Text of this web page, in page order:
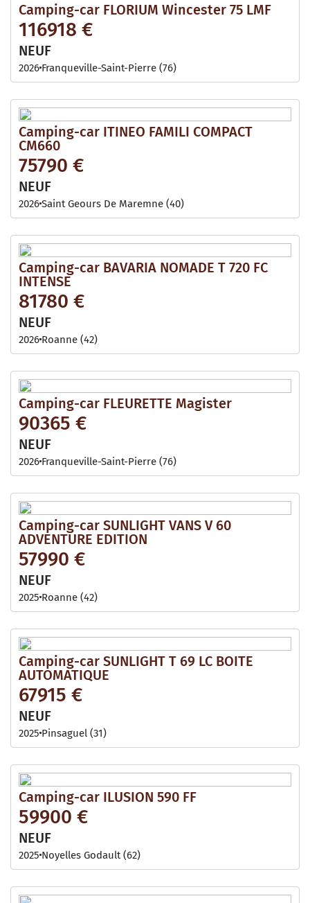
Camping-car FLORIUM Wincester 75 LMF
116918 €
NEUF
2026 Franqueville-Saint-Pierre (76)
Camping-car ITINEO FAMILI COMPACT
CM660
75790 €
NEUF
2026Saint Geours De Maremne (40)
Camping-car BAVARIA NOMADE T 720 FC
INTENSE
81780 €
NEUF
2026 Roanne (42)
Camping-car FLEURETTE Magister
90365 €
NEUF
2026 Franqueville-Saint-Pierre (76)
Camping-car SUNLIGHT VANS V 60
ADVENTURE EDITION
57990 €
NEUF
2025 Roanne (42)
Camping-car SUNLIGHT T 69 LC BOITE
AUTOMATIQUE
67915 €
NEUF
2025 Pinsaguel (31)
Camping-car ILUSION 590 FF
59900 €
NEUF
2025 Noyelles Godault (62)